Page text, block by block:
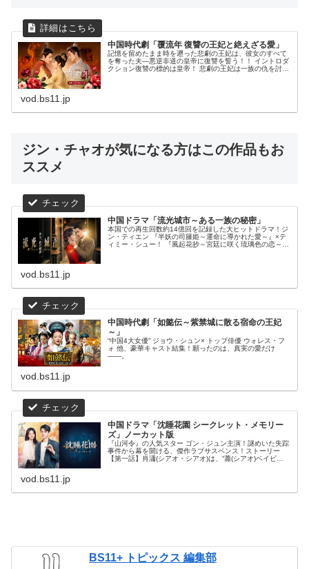
中国時代劇「覆流年 復讐の王妃と絶えざる愛」
記憶を留めたまま時を遡った悲劇の王妃は、彼女のすべて
を奪った夫―悪逆非道の皇帝に復讐を誓う！！ イントロダ
クション復讐の標的は皇帝！ 悲劇の王妃は一族の仇を討
vod.bs11.jp
ジン・チャオが気になる方はこの作品もお
ススメ
中国ドラマ「流光城市～ある一族の秘密」
本国での再生回数約14億回を記録した大ヒットドラマ！ジ
ン・ティエン 『半妖の司籐姫～運命に導かれた愛～』×テ
ィミー・シュー！ 『風起花抄～宮廷に咲く琉璃色の恋～』
vod.bs11.jp
中国時代劇「如懿伝～紫禁城に散る宿命の王妃
～」
“中国4大女優” ジョウ・シュン× トップ俳優 ウォレス・フ
ォ 他、豪華キャスト結集！願ったのは、真実の愛だけ
――。
vod.bs11.jp
中国ドラマ「沈睡花園 シークレット・メモリー
ズ」ノーカット版
『山河令』の人気スター ゴン・ジュン主演！謎めいた失踪
事件から幕を開ける、傑作ラブサスペンス！ストーリー
【第一話】肖瀟(シアオ・シアオ)は、“蕭(シアオ)ベイビ
vod.bs11.jp
BS11+ トピックス 編集部